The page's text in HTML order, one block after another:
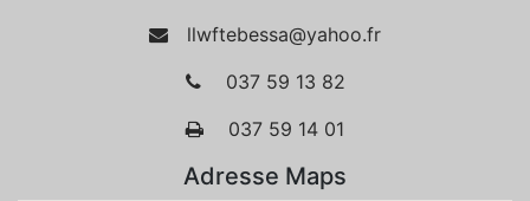
llwftebessa@yahoo.fr
037 59 13 82
037 59 14 01
Adresse Maps